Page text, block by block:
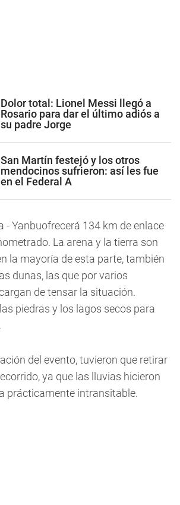
Dolor total: Lionel Messi llegó a
Rosario para dar el último adiós a
su padre Jorge
San Martín festejó y los otros
mendocinos sufrieron: así les fue
en el Federal A
- Yanbuofrecerá 134 km de enlace
La arena y la tierra son
la mayoría de esta parte, también
dunas, las que por varios
de tensar la situación.
piedras y los lagos secos para
del evento, tuvieron que retirar
ya que las lluvias hicieron
prácticamente intransitable.